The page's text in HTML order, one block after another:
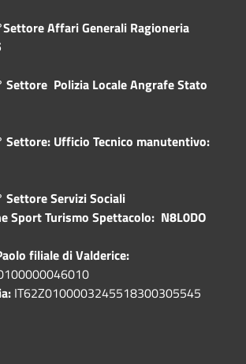
Affari Generali Ragioneria
Settore Polizia Locale Angrafe Stato
Settore: Ufficio Tecnico manutentivo:
Settore Servizi Sociali
Sport Turismo Spettacolo: N8L0DO
filiale di Valderice:
IT62Z0100003245518300305545